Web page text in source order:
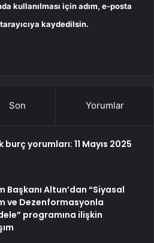
kullanılması için adım, e-posta
kaydedilsin.
Son Yorumlar
burç yorumları: 11 Mayıs 2025
Başkanı Altun’dan “Siyasal
ve Dezenformasyonla
programına ilişkin